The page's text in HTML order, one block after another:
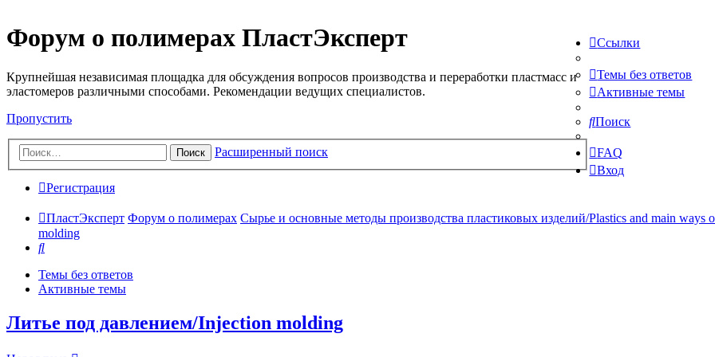
Форум о полимерах ПластЭксперт
Крупнейшая независимая площадка для обсуждения вопросов производства и переработки пластмасс и
эластомеров различными способами. Рекомендации ведущих специалистов.
Пропустить
Поиск Расширенный поиск
Ссылки
Темы без ответов
Активные темы
Поиск
FAQ
Вход
Регистрация
ПластЭксперт Форум о полимерах Сырье и основные методы производства пластиковых изделий/Plastics and main ways
molding
Поиск
Темы без ответов
Активные темы
Литье под давлением/Injection molding